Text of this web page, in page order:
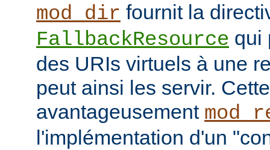
mod_dir fournit la
FallbackResource qui
des URIs virtuels à une
peut ainsi les servir.
avantageusement
l'implémentation d'un